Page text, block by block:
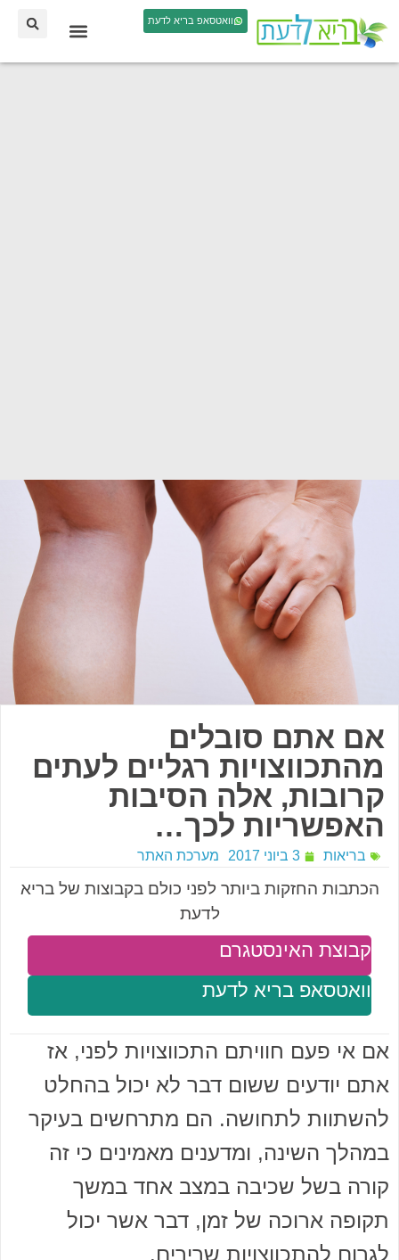
וואטסאפ בריא לדעת
אם אתם סובלים
מהתכווצויות רגליים לעתים
קרובות, אלה הסיבות
האפשריות לכך…
בריאות 3 ביוני 2017 מערכת האתר
הכתבות החזקות ביותר לפני כולם בקבוצות של בריא
לדעת
וואטסאפ בריא לדעת
קבוצת האינסטגרם
אם אי פעם חוויתם התכווצויות לפני, אז
אתם יודעים ששום דבר לא יכול בהחלט
להשתוות לתחושה. הם מתרחשים בעיקר
במהלך השינה, ומדענים מאמינים כי זה
קורה בשל שכיבה במצב אחד במשך
תקופה ארוכה של זמן, דבר אשר יכול
לגרום להתכווצויות שרירים.